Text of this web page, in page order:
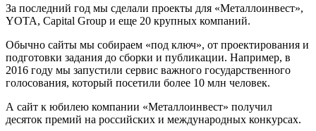
За последний год мы сделали проекты для «Металлоинвест»,
YOTA, Capital Group и еще 20 крупных компаний.
Обычно сайты мы собираем «под ключ», от проектирования и
подготовки задания до сборки и публикации. Например, в
2016 году мы запустили сервис важного государственного
голосования, который посетили более 10 млн человек.
А сайт к юбилею компании «Металлоинвест» получил
десяток премий на российских и международных конкурсах.